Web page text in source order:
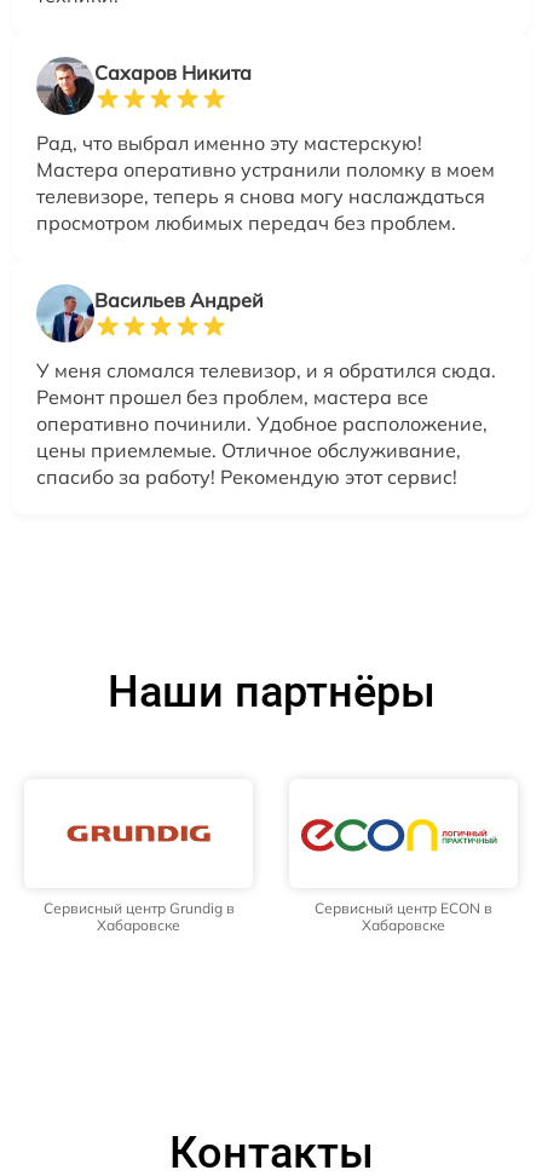
Сахаров Никита
Рад, что выбрал именно эту мастерскую!
Мастера оперативно устранили поломку в моем
телевизоре, теперь я снова могу наслаждаться
просмотром любимых передач без проблем.
Васильев Андрей
У меня сломался телевизор, и я обратился сюда.
Ремонт прошел без проблем, мастера все
оперативно починили. Удобное расположение,
цены приемлемые. Отличное обслуживание,
спасибо за работу! Рекомендую этот сервис!
Наши партнёры
Сервисный центр Grundig в
Хабаровске
Сервисный центр ECON в
Хабаровске
Контакты